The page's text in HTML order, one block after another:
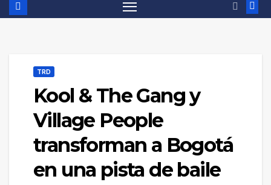
TRD
Kool & The Gang y
Village People
transforman a Bogotá
en una pista de baile